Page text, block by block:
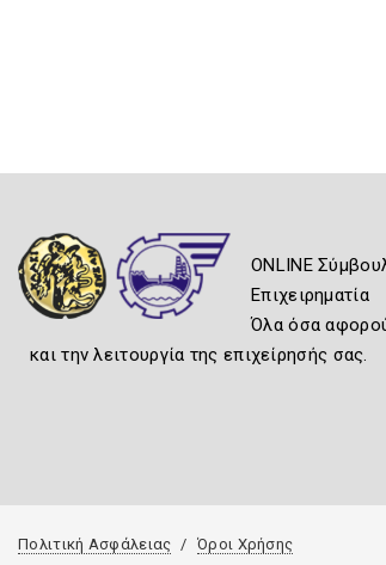
ONLINE
Επιχειρηματία
Όλα όσα
και την λειτουργία της επιχείρησής σας.
Πολιτική Ασφάλειας Όροι Χρήσης